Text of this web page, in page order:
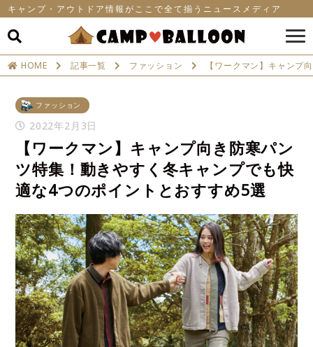
キャンプ・アウトドア情報がここで全て揃うニュースメディア
HOME 記事一覧 ファッション 【ワークマン】キャンプ
ファッション
2022年2月3日
【ワークマン】キャンプ向き防寒パン
ツ特集！動きやすく冬キャンプでも快
適な4つのポイントとおすすめ5選